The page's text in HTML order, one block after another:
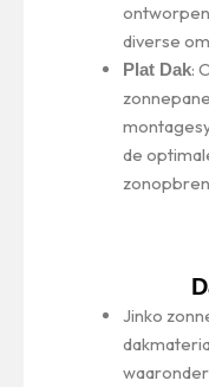
diverse
Plat Dak:
de
Jinko